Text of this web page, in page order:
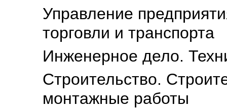
Управление
торговли и транспорта
Инженерное дело.
Строительство.
монтажные работы